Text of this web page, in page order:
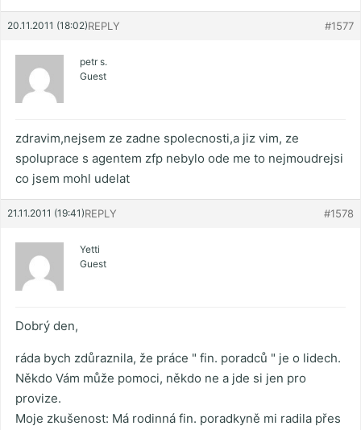
20.11.2011 (18:02) #1577
REPLY
petr s.
Guest
zdravim,nejsem ze zadne spolecnosti,a jiz vim, ze
spoluprace s agentem zfp nebylo ode me to nejmoudrejsi
co jsem mohl udelat
21.11.2011 (19:41) #1578
REPLY
Yetti
Guest
Dobrý den,
ráda bych zdůraznila, že práce " fin. poradců " je o lidech.
Někdo Vám může pomoci, někdo ne a jde si jen pro
provize.
Moje zkušenost: Má rodinná fin. poradkyně mi radila přes